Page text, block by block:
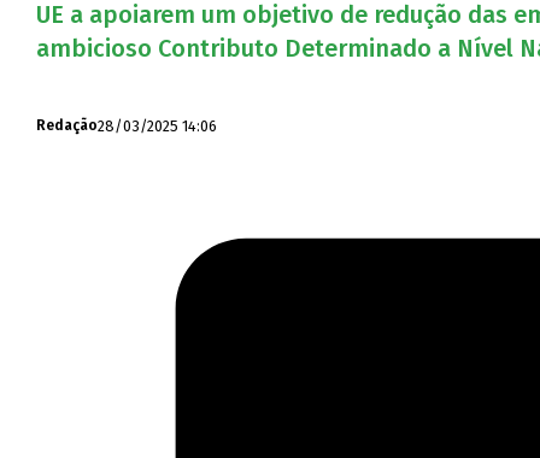
UE a apoiarem um objetivo de redução das
ambicioso Contributo Determinado a Nível
Redação28/03/2025 14:06